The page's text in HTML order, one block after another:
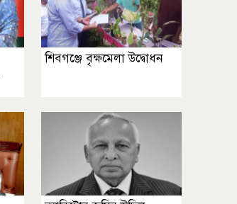
শিবগঞ্জে বৃক্ষমেলা উদ্বোধন